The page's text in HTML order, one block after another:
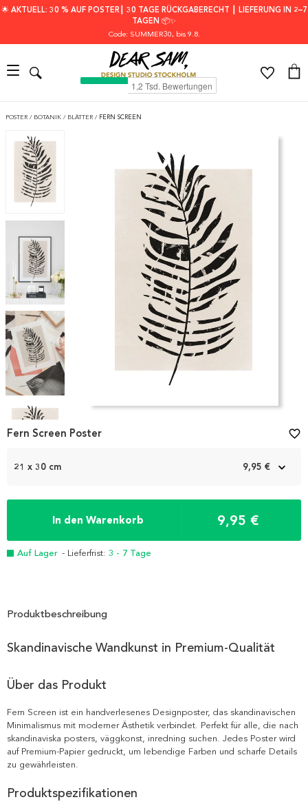
🌟 AKTUELL: 30 % AUF POSTER┃ 30 TAGE RÜCKGABERECHT ┃ LIEFERUNG IN 2–7
TAGEN 📦✨
Code: SUMMER30, bis 9.8.
POSTER / BOTANIK / BLÄTTER / FERN SCREEN
1
21 x 30 cm 9,95 €
In den Warenkorb 9,95 €
Auf Lager - Lieferfrist: 3 - 7 Tage
Fern Screen Poster favorite_border
Produktbeschreibung
Skandinavische Wandkunst in Premium-Qualität
Über das Produkt
Fern Screen ist ein handverlesenes Designposter, das skandinavischen
Minimalismus mit moderner Ästhetik verbindet. Perfekt für alle, die nach
skandinaviska posters, väggkonst, inredning suchen. Jedes Poster wird
auf Premium-Papier gedruckt, um lebendige Farben und scharfe Details
zu gewährleisten.
Produktspezifikationen